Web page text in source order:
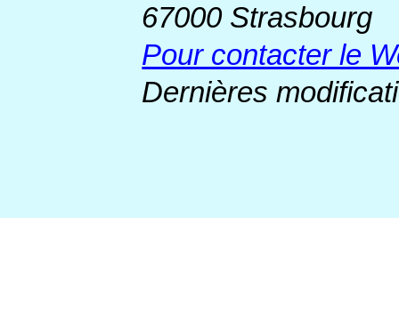
67000 Strasbourg
Pour contacter le
Dernières